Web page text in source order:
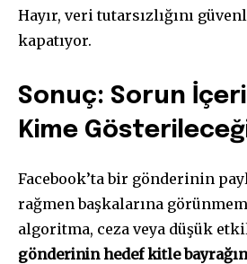
Hayır, veri tutarsızlığını
kapatıyor.
Sonuç: Sorun
Kime
Facebook’ta bir gönderinin
rağmen başkalarına
algoritma, ceza veya düşük
gönderinin hedef kitle